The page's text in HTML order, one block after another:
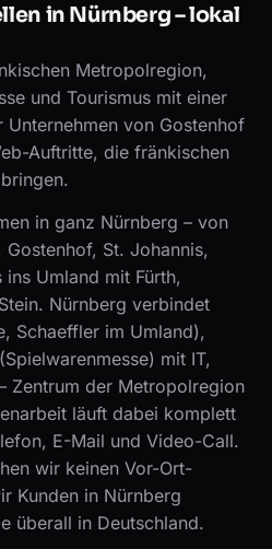
in Nürnberg – lokal
Metropolregion,
und Tourismus mit einer
Unternehmen von Gostenhof
Auftritte, die fränkischen
in ganz Nürnberg – von
St. Johannis,
Umland mit Fürth,
Nürnberg verbindet
Schaeffler im Umland),
mit IT,
Zentrum der Metropolregion
läuft dabei komplett
E-Mail und Video-Call.
wir keinen Vor-Ort-
Kunden in Nürnberg
überall in Deutschland.